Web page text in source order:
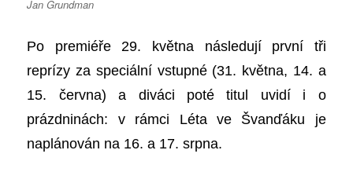
Jan Grundman
Po premiéře 29. května následují první tři
reprízy za speciální vstupné (31. května, 14. a
15. června) a diváci poté titul uvidí i o
prázdninách: v rámci Léta ve Švanďáku je
naplánován na 16. a 17. srpna.